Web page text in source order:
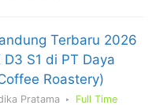
Terbaru 2026
S1 di PT Daya
Roastery)
Pratama Full Time